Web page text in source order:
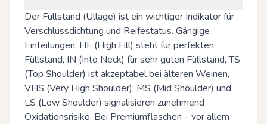
Der Füllstand (Ullage) ist ein wichtiger Indikator für
Verschlussdichtung und Reifestatus. Gängige
Einteilungen: HF (High Fill) steht für perfekten
Füllstand, IN (Into Neck) für sehr guten Füllstand, TS
(Top Shoulder) ist akzeptabel bei älteren Weinen,
VHS (Very High Shoulder), MS (Mid Shoulder) und
LS (Low Shoulder) signalisieren zunehmend
Oxidationsrisiko. Bei Premiumflaschen – vor allem